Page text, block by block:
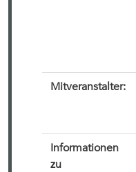
Mitveranstalter:
Informationen
zu